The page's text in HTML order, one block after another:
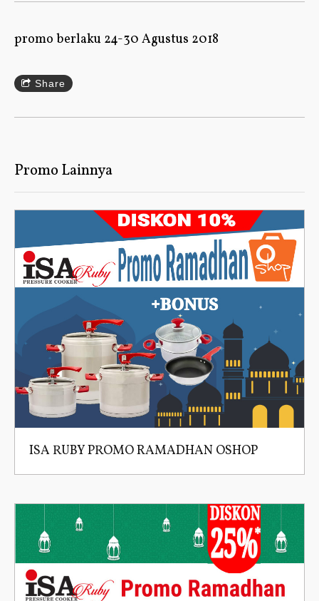
promo berlaku 24-30 Agustus 2018
Share
Promo Lainnya
ISA RUBY PROMO RAMADHAN OSHOP